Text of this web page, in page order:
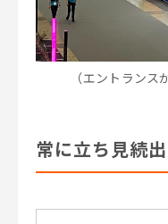
（エントランス
常に立ち見続